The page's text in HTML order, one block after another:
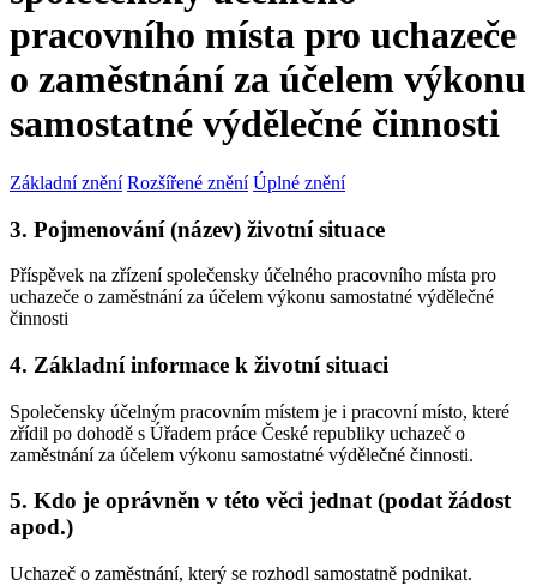
pracovního místa pro uchazeče
o zaměstnání za účelem výkonu
samostatné výdělečné činnosti
Základní znění Rozšířené znění Úplné znění
3. Pojmenování (název) životní situace
Příspěvek na zřízení společensky účelného pracovního místa pro
uchazeče o zaměstnání za účelem výkonu samostatné výdělečné
činnosti
4. Základní informace k životní situaci
Společensky účelným pracovním místem je i pracovní místo, které
zřídil po dohodě s Úřadem práce České republiky uchazeč o
zaměstnání za účelem výkonu samostatné výdělečné činnosti.
5. Kdo je oprávněn v této věci jednat (podat žádost
apod.)
Uchazeč o zaměstnání, který se rozhodl samostatně podnikat.